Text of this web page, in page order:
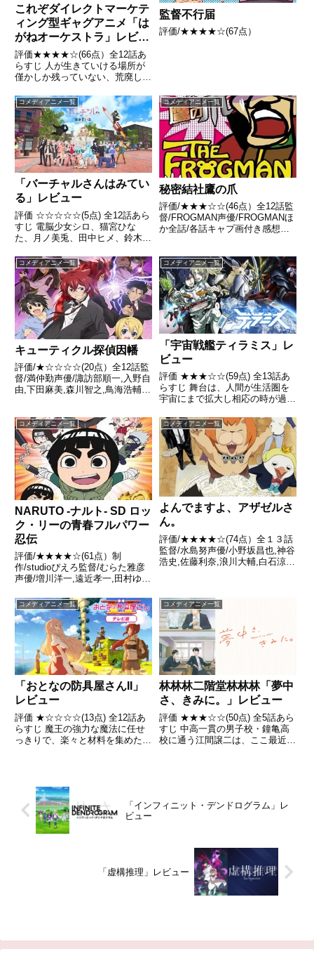
これぞダイレクトマーケテ
ィング型ギャグアニメ「は
がねオーケストラ」レビュ
ー
評価★★★★☆(66点）全12話あ
らすじ 人が生きていける場所が
僅かしか残っていない、荒廃した
の中で必死に生きるクレハ達が
――ゲーム「はがねオーケスト
ラ」の宣伝に奮闘する物語。引用
- Wikipedia
監督不行届
評価/★★★★☆(67点）
コメディアニメ一覧
「バーチャルさんはみてい
る」レビュー
評価 ☆☆☆☆☆(5点) 全12話あら
すじ 電脳少女シロ、猫宮ひな
た、月ノ美兎、田中ヒメ、鈴木ヒ
VTuberが出演するTVアニメ「バ
ーチャルさんはみている」引用-
Wikipedia
コメディアニメ一覧
秘密結社鷹の爪
評価/★★★☆☆(46点）全12話監
督/FROGMAN声優/FROGMANほ
か全話/各話キャプ画付き感想は
の爪団」が世界征服を目指して
様々な作戦を考えるものの、最後
には非常識で正義...
コメディアニメ一覧
キューティクル探偵因幡
評価/★☆☆☆☆(20点）全12話監
督/満仲勤声優/諏訪部順一,入野自
由,下田麻美,森川智之,鳥海浩輔ほ
は人工授精により産まれた狼男で
毛に異様な執着を見せる毛フェチ
の秘密警察犬（シ...
コメディアニメ一覧
「宇宙戦艦ティラミス」レ
ビュー
評価 ★★★☆☆(59点) 全13話あ
らすじ 舞台は、人間が生活圏を
宇宙にまで拡大し相応の時が過ぎ
年」、人類は「地球連邦」と「メ
トゥスの民」と呼称される勢力に
二分し、双方が一進一退の宇宙大
戦を繰り広げていた引用-...
コメディアニメ一覧
NARUTO -ナルト- SD ロッ
ク・リーの青春フルパワー
忍伝
評価/★★★★☆(61点）制
作/studioぴえろ監督/むらた雅彦
声優/増川洋一,遠近孝一,田村ゆか
想はこちらあらすじイカス熱血の
ガイ先生のもと、同じ班のテンテ
ンやネジを振りまわしながら、
碧い野獣ロック・リー...
コメディアニメ一覧
よんでますよ、アザゼルさ
ん。
評価/★★★★☆(74点）全１３話
監督/水島努声優/小野坂昌也,神谷
浩史,佐藤利奈,浪川大輔,白石涼子
彼女は雇い主である芥辺に素質を
見出され、助手とし...
コメディアニメ一覧
「おとなの防具屋さんII」
レビュー
評価 ★☆☆☆☆(13点) 全12話あ
らすじ 魔王の強力な魔法に任せ
っきりで、楽々と材料を集めた一
コメディアニメ一覧
林林林二階堂林林林「夢中
さ、きみに。」レビュー
評価 ★★★☆☆(50点) 全5話あら
すじ 中高一貫の男子校・鐘亀高
校に通う江間譲二は、ここ最近、
「インフィニット・デンドログラム」レ
ビュー
「虚構推理」レビュー